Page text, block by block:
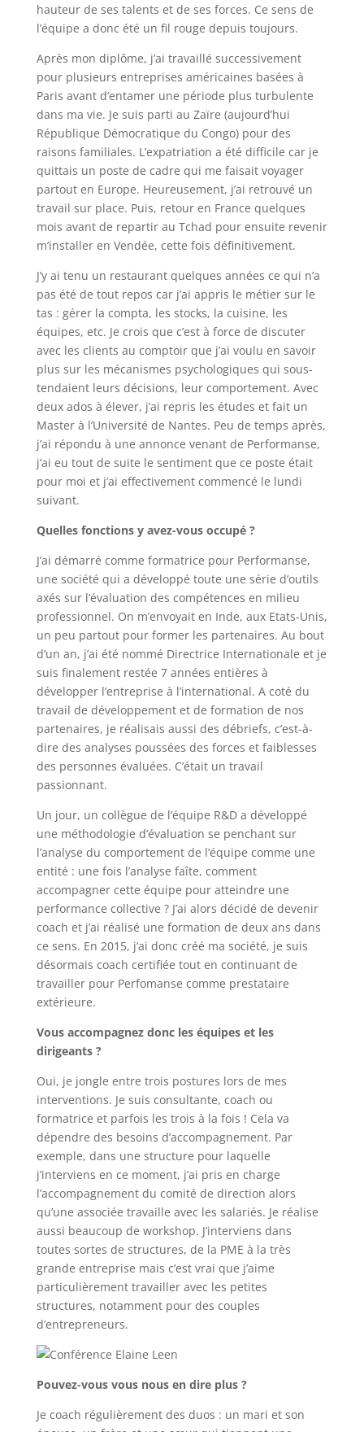
hauteur de ses talents et de ses forces. Ce sens de
l’équipe a donc été un fil rouge depuis toujours.
Après mon diplôme, j’ai travaillé successivement
pour plusieurs entreprises américaines basées à
Paris avant d’entamer une période plus turbulente
dans ma vie. Je suis parti au Zaïre (aujourd’hui
République Démocratique du Congo) pour des
raisons familiales. L’expatriation a été difficile car je
quittais un poste de cadre qui me faisait voyager
partout en Europe. Heureusement, j’ai retrouvé un
travail sur place. Puis, retour en France quelques
mois avant de repartir au Tchad pour ensuite revenir
m’installer en Vendée, cette fois définitivement.
J’y ai tenu un restaurant quelques années ce qui n’a
pas été de tout repos car j’ai appris le métier sur le
tas : gérer la compta, les stocks, la cuisine, les
équipes, etc. Je crois que c’est à force de discuter
avec les clients au comptoir que j’ai voulu en savoir
plus sur les mécanismes psychologiques qui sous-
tendaient leurs décisions, leur comportement. Avec
deux ados à élever, j’ai repris les études et fait un
Master à l’Université de Nantes. Peu de temps après,
j’ai répondu à une annonce venant de Performanse,
j’ai eu tout de suite le sentiment que ce poste était
pour moi et j’ai effectivement commencé le lundi
suivant.
Quelles fonctions y avez-vous occupé ?
J’ai démarré comme formatrice pour Performanse,
une société qui a développé toute une série d’outils
axés sur l’évaluation des compétences en milieu
professionnel. On m’envoyait en Inde, aux Etats-Unis,
un peu partout pour former les partenaires. Au bout
d’un an, j’ai été nommé Directrice Internationale et je
suis finalement restée 7 années entières à
développer l’entreprise à l’international. A coté du
travail de développement et de formation de nos
partenaires, je réalisais aussi des débriefs, c’est-à-
dire des analyses poussées des forces et faiblesses
des personnes évaluées. C’était un travail
passionnant.
Un jour, un collègue de l’équipe R&D a développé
une méthodologie d’évaluation se penchant sur
l’analyse du comportement de l’équipe comme une
entité : une fois l’analyse faîte, comment
accompagner cette équipe pour atteindre une
performance collective ? J’ai alors décidé de devenir
coach et j’ai réalisé une formation de deux ans dans
ce sens. En 2015, j’ai donc créé ma société, je suis
désormais coach certifiée tout en continuant de
travailler pour Perfomanse comme prestataire
extérieure.
Vous accompagnez donc les équipes et les
dirigeants ?
Oui, je jongle entre trois postures lors de mes
interventions. Je suis consultante, coach ou
formatrice et parfois les trois à la fois ! Cela va
dépendre des besoins d’accompagnement. Par
exemple, dans une structure pour laquelle
j’interviens en ce moment, j’ai pris en charge
l’accompagnement du comité de direction alors
qu’une associée travaille avec les salariés. Je réalise
aussi beaucoup de workshop. J’interviens dans
toutes sortes de structures, de la PME à la très
grande entreprise mais c’est vrai que j’aime
particulièrement travailler avec les petites
structures, notamment pour des couples
d’entrepreneurs.
Pouvez-vous vous nous en dire plus ?
Je coach régulièrement des duos : un mari et son